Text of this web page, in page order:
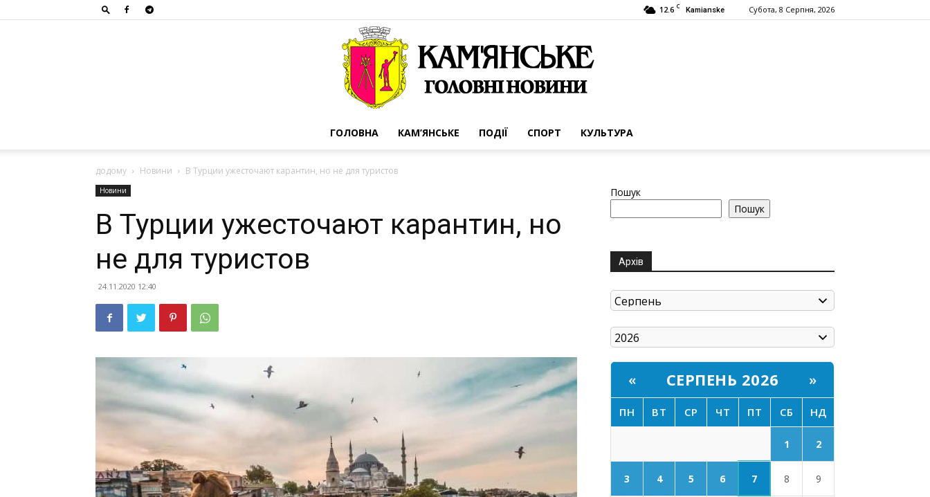
12.6 C Kamianske Субота, 8 Серпня, 2026
ГОЛОВНА КАМ’ЯНСЬКЕ ПОДІЇ СПОРТ КУЛЬТУРА
додому Новини В Турции ужесточают карантин, но не для туристов
Новини
В Турции ужесточают карантин, но
не для туристов
24.11.2020 12:40
Пошук
Пошук
Архів
« СЕРПЕНЬ 2026 »
ПН ВТ СР ЧТ ПТ СБ НД
1 2
3 4 5 6 7 8 9